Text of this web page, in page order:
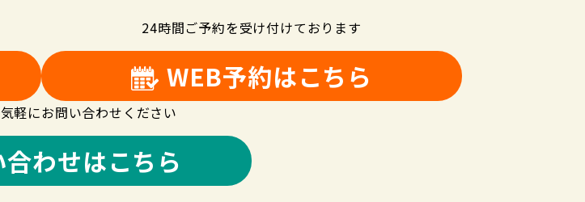
24時間ご予約を受け付けております
WEB予約はこちら
軽にお問い合わせください
わせはこちら